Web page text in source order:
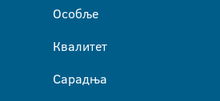
Особље
Квалитет
Сарадња